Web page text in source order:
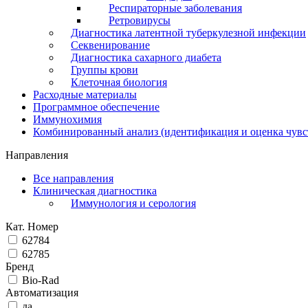
Респираторные заболевания
Ретровирусы
Диагностика латентной туберкулезной инфекции
Секвенирование
Диагностика сахарного диабета
Группы крови
Клеточная биология
Расходные материалы
Программное обеспечение
Иммунохимия
Комбинированный анализ (идентификация и оценка
Направления
Все направления
Клиническая диагностика
Иммунология и серология
Кат. Номер
62784
62785
Бренд
Bio-Rad
Автоматизация